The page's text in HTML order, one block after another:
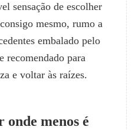
sensação de escolher
mesmo, rumo a
embalado pelo
recomendado para
e voltar às raízes.
menos é